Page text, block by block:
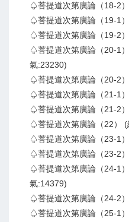
♤菩提道次第廣論（18-2
♤菩提道次第廣論（19-1
♤菩提道次第廣論（19-2
♤菩提道次第廣論（20-1
氣:23230)
♤菩提道次第廣論（20-2
♤菩提道次第廣論（21-1
♤菩提道次第廣論（21-2
♤菩提道次第廣論（22） (
♤菩提道次第廣論（23-1
♤菩提道次第廣論（23-2
♤菩提道次第廣論（24-1
氣:14379)
♤菩提道次第廣論（24-2
♤菩提道次第廣論（25-1